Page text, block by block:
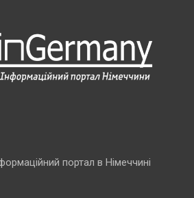
портал в Німеччині